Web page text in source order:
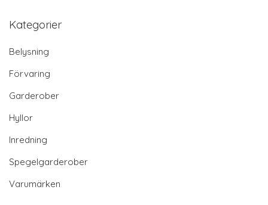
Kategorier
Belysning
Förvaring
Garderober
Hyllor
Inredning
Spegelgarderober
Varumärken